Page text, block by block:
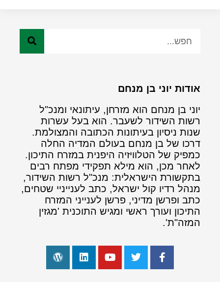
אודות יוני בן מנחם
יוני בן מנחם הוא מזרחן, עיתונאי ומנכ"ל
רשות השידור לשעבר. הוא בעל עשרות
שנות ניסיון בעיתונות הכתובה והמצולמת.
דרכו של בן מנחם בעולם המדיה החלה
כמפיק של הטלוויזיה היפנית במזרח התיכון.
לאחר מכן, הוא מילא תפקידי מפתח רבים
בתקשורת הישראלית: מנכ"ל רשות השידור,
מנהל רדיו קול ישראל, כתב לענייניי שטחים,
כתב ופרשן מדיני, פרשן לענייני המזרח
התיכון ועורך ראשי ומגיש התוכנית 'מגזין
המזה"ת'.